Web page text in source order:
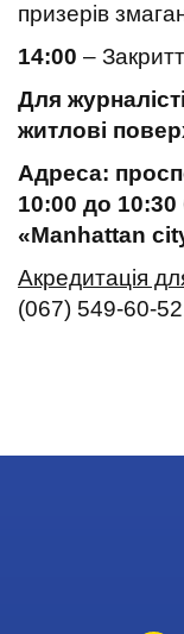
призерів
14:00 –
Для
житлові
Адреса:
10:00 до 10:30
«Manhattan
Акредитація
(067) 549-60-